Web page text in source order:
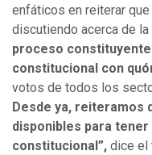
enfáticos en reiterar
discutiendo acerca de la
proceso
constitucional con
votos de todos los
Desde ya, reiteramos
disponibles para
constitucional”, dice el